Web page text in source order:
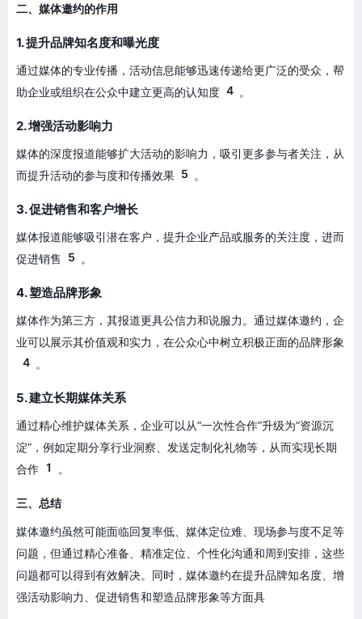
二、媒体邀约的作用
1. 提升品牌知名度和曝光度
通过媒体的专业传播，活动信息能够迅速传递给更广泛的受众，帮
助企业或组织在公众中建立更高的认知度 4 。
2. 增强活动影响力
媒体的深度报道能够扩大活动的影响力，吸引更多参与者关注，从
而提升活动的参与度和传播效果 5 。
3. 促进销售和客户增长
媒体报道能够吸引潜在客户，提升企业产品或服务的关注度，进而
促进销售 5 。
4. 塑造品牌形象
媒体作为第三方，其报道更具公信力和说服力。通过媒体邀约，企
业可以展示其价值观和实力，在公众心中树立积极正面的品牌形象
4 。
5. 建立长期媒体关系
通过精心维护媒体关系，企业可以从“一次性合作”升级为“资源沉
淀”，例如定期分享行业洞察、发送定制化礼物等，从而实现长期
合作 1 。
三、总结
媒体邀约虽然可能面临回复率低、媒体定位难、现场参与度不足等
问题，但通过精心准备、精准定位、个性化沟通和周到安排，这些
问题都可以得到有效解决。同时，媒体邀约在提升品牌知名度、增
强活动影响力、促进销售和塑造品牌形象等方面具